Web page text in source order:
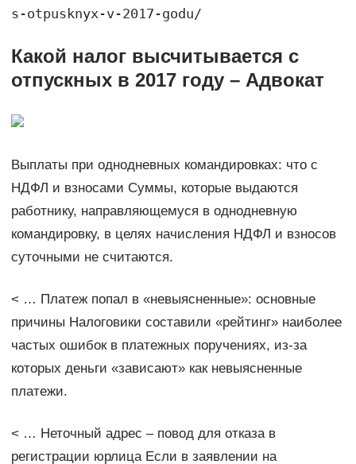
s-otpusknyx-v-2017-godu/
Какой налог высчитывается с
отпускных в 2017 году – Адвокат
Выплаты при однодневных командировках: что с
НДФЛ и взносами Суммы, которые выдаются
работнику, направляющемуся в однодневную
командировку, в целях начисления НДФЛ и взносов
суточными не считаются.
< … Платеж попал в «невыясненные»: основные
причины Налоговики составили «рейтинг» наиболее
частых ошибок в платежных поручениях, из-за
которых деньги «зависают» как невыясненные
платежи.
< … Неточный адрес – повод для отказа в
регистрации юрлица Если в заявлении на